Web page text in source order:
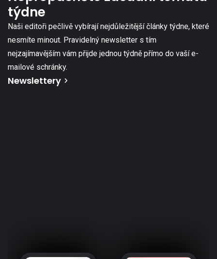
týdne
Naši editoři pečlivě vybírají nejdůležitější články týdne, které
nesmíte minout. Pravidelný newsletter s tím
nejzajímavějším vám přijde jednou týdně přímo do vaší e-
mailové schránky.
Newslettery